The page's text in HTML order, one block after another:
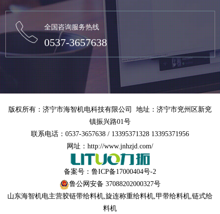
全国咨询服务热线
0537-3657638
版权所有：济宁市海智机电科技有限公司 地址：济宁市兖州区新兖
镇振兴路01号
联系电话：0537-3657638 / 13395371328 13395371956
网址：http://www.jnhzjd.com/
备案号： 鲁ICP备17000404号-2
鲁公网安备 37088202000327号
山东海智机电主营胶链带给料机 旋连称重给料机 甲带给料机 ,链式给
料机